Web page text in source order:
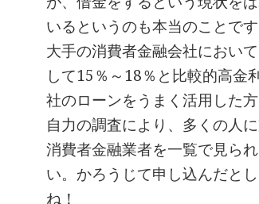
いるというのも本当のことです
大手の消費者金融会社におい
して15％～18％と比較的高金
社のローンをうまく活用した
自力の調査により、多くの人
消費者金融業者を一覧で見ら
い。かろうじて申し込んだと
ね！